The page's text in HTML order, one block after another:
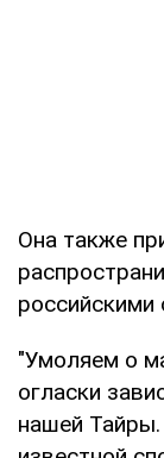
Она также
российскими
"Умоляем о
огласки
нашей